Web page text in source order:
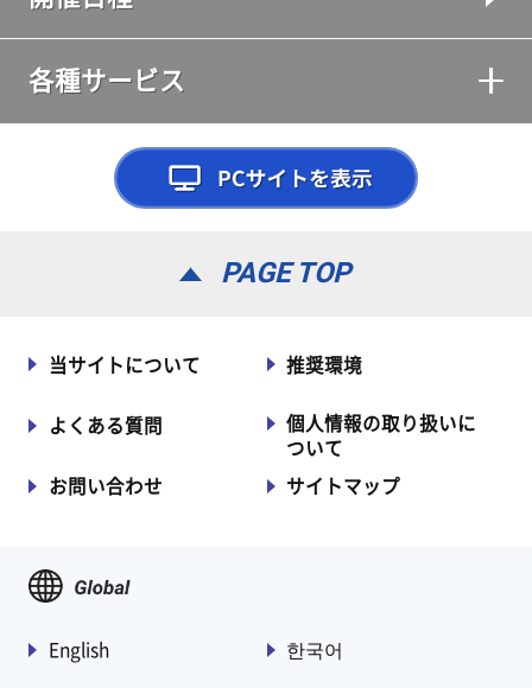
各種サービス
PAGE TOP
当サイトについて 推奨環境
よくある質問
個人情報の取り扱いに
ついて
お問い合わせ サイトマップ
English 한국어